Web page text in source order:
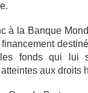
à la Banque
fonds qui lui
aux droits